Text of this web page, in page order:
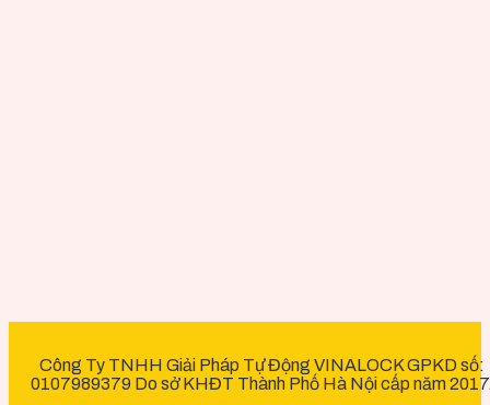
Công Ty TNHH Giải Pháp Tự Động VINALOCK GPKD số:
0107989379 Do sở KHĐT Thành Phố Hà Nội cấp năm